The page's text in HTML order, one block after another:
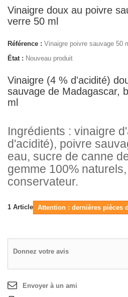
Vinaigre doux au poivre
verre 50 ml
Référence : Vinaigre poivre sauvage 50
État : Nouveau produit
Vinaigre (4 % d'acidité)
sauvage de Madagascar,
ml
Ingrédients : vinaigre
d'acidité), poivre
eau, sucre de canne
gemme 100%
conservateur.
1 Article Attention : dernières pièces
Donnez votre avis
Envoyer à un ami